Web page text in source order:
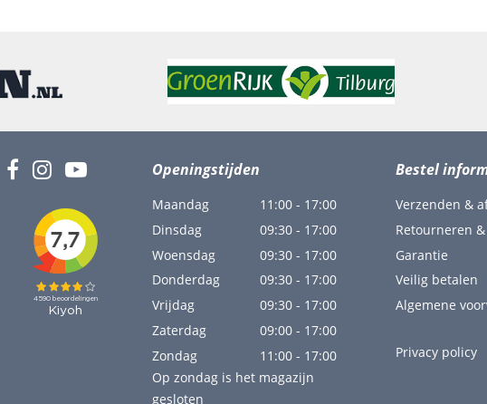
Openingstijden
Maandag
11:00 - 17:00
Dinsdag
09:30 - 17:00
Woensdag
09:30 - 17:00
Donderdag
09:30 - 17:00
Vrijdag
09:30 - 17:00
Zaterdag
09:00 - 17:00
Zondag
11:00 - 17:00
Op zondag is het magazijn
gesloten
Bestel
Verzenden &
Retourneren
Garantie
Veilig betalen
Algemene
Privacy policy